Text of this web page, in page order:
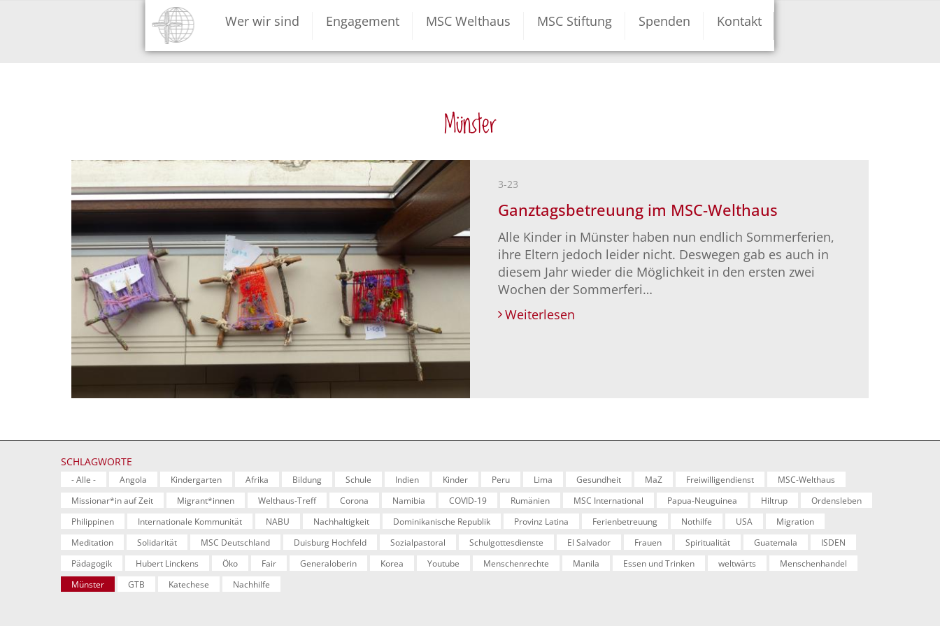
Hauptnavigation
Wer wir sind Engagement MSC Welthaus MSC Stiftung Spenden Kontakt
Münster
3-23
Ganztagsbetreuung im MSC-Welthaus
Alle Kinder in Münster haben nun endlich Sommerferien,
ihre Eltern jedoch leider nicht. Deswegen gab es auch in
diesem Jahr wieder die Möglichkeit in den ersten zwei
Wochen der Sommerferi…
Weiterlesen
SCHLAGWORTE
- Alle - Angola Kindergarten Afrika Bildung Schule Indien Kinder Peru Lima Gesundheit MaZ Freiwilligendienst
MSC-Welthaus
Missionar*in auf Zeit
Migrant*innen Welthaus-Treff Corona Namibia COVID-19 Rumänien MSC International Papua-Neuguinea Hiltrup
Ordensleben
Philippinen
Internationale Kommunität NABU Nachhaltigkeit Dominikanische Republik Provinz Latina Ferienbetreuung Nothilfe USA
Migration
Meditation
Solidarität MSC Deutschland Duisburg Hochfeld Sozialpastoral Schulgottesdienste El Salvador Frauen Spiritualität Guatemala
ISDEN
Pädagogik
Hubert Linckens Öko Fair Generaloberin Korea Youtube Menschenrechte Manila Essen und Trinken weltwärts
Menschenhandel
Münster
GTB Katechese Nachhilfe